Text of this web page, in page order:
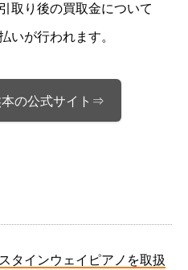
取り後の買取金について
いが行われます。
本の公式サイト⇒
タインウェイピアノを取扱